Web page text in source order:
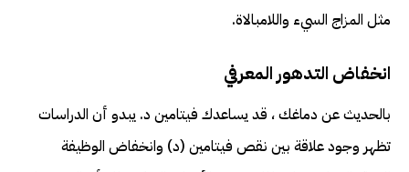
مثل المزاج السيء واللامبالاة.
انخفاض التدهور المعرفي
بالحديث عن دماغك ، قد يساعدك فيتامين د. يبدو أن الدراسات
تظهر وجود علاقة بين نقص فيتامين (د) وانخفاض الوظيفة